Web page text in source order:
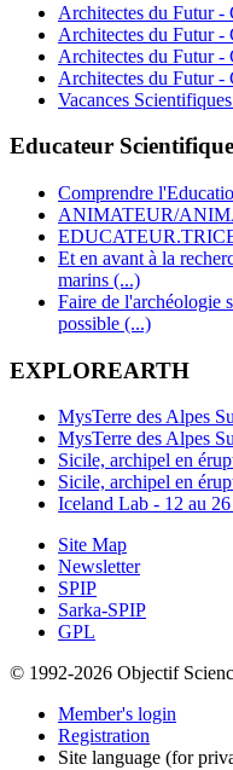
Architectes du Futur
Architectes du Futur
Architectes du Futur -
Architectes du Futur -
Vacances
Educateur Scientifique
Comprendre
ANIMATEUR/
Et en avant à la
marins (...)
Faire de l'archéologie
possible (...)
EXPLOREARTH
MysTerre des Alpes
MysTerre des Alpes
Sicile, archipel en
Sicile, archipel en
Iceland Lab - 12 au
Site Map
Newsletter
SPIP
Sarka-SPIP
GPL
© 1992-2026 Objectif
Member's login
Registration
Site language (for